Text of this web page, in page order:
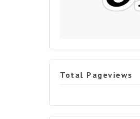
Total Pageviews